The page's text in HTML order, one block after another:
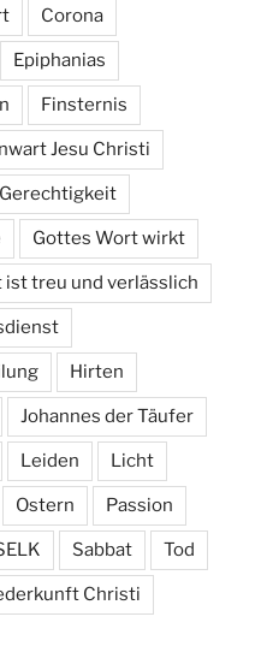
Corona
Epiphanias
Finsternis
Jesu Christi
Gerechtigkeit
Gottes Wort wirkt
ist treu und verlässlich
Hirten
Johannes der Täufer
Leiden Licht
Ostern Passion
Sabbat Tod
Christi